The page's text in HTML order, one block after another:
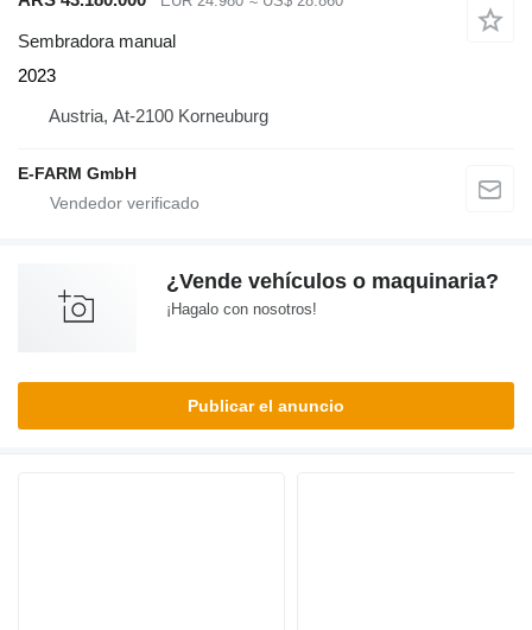
Sembradora manual
2023
Austria, At-2100 Korneuburg
E-FARM GmbH
¿Vende vehículos o maquinaria?
¡Hagalo con nosotros!
Publicar el anuncio